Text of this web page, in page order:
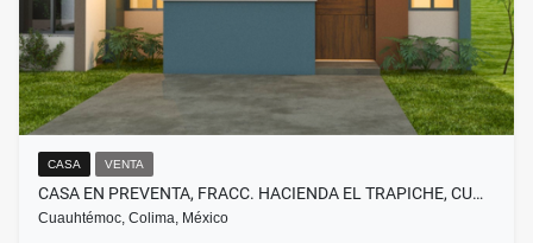
CASA VENTA
CASA EN PREVENTA, FRACC. HACIENDA EL TRAPICHE, CU…
Cuauhtémoc, Colima, México